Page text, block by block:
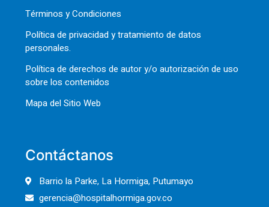
Términos y Condiciones
Política de privacidad y tratamiento de datos
personales.
Política de derechos de autor y/o autorización de uso
sobre los contenidos
Mapa del Sitio Web
Contáctanos
Barrio la Parke, La Hormiga, Putumayo
gerencia@hospitalhormiga.gov.co